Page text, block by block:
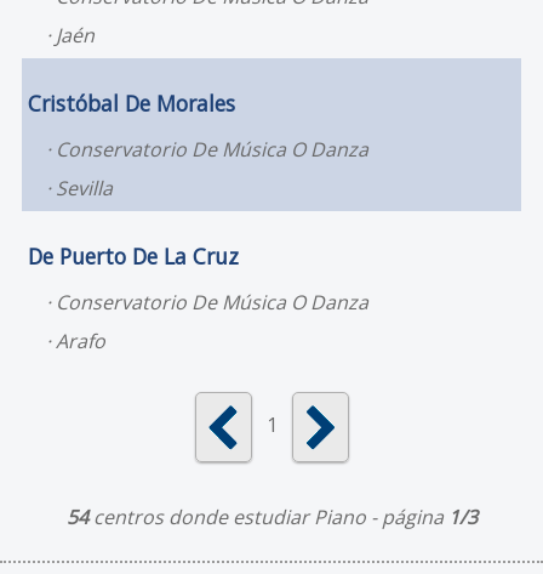
Jaén
Cristóbal De Morales
Conservatorio De Música O Danza
Sevilla
De Puerto De La Cruz
Conservatorio De Música O Danza
Arafo
1
54centros donde estudiar Piano - página 1/3